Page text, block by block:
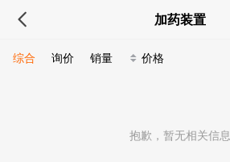
加药装置
综合 询价 销量 价格
抱歉，暂无相关信息